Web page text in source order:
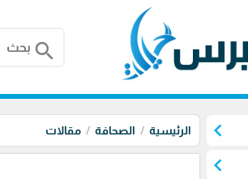
search
chevron_left
chevron_left
الرئيسية الصحافة مقالات